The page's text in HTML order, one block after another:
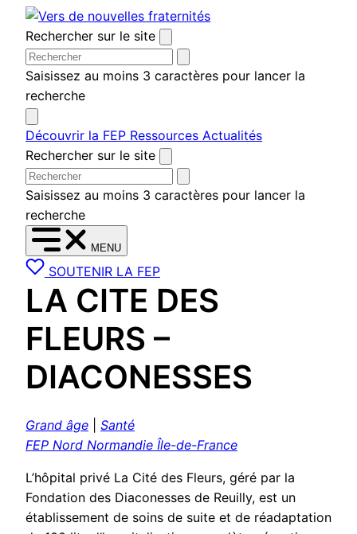
Aller
au
contenu
Rechercher sur le site
Saisissez au moins 3 caractères pour lancer la
recherche
Découvrir la FEP Ressources Actualités
Rechercher sur le site
Saisissez au moins 3 caractères pour lancer la
recherche
MENU
SOUTENIR LA FEP
LA CITE DES
FLEURS –
DIACONESSES
Grand âge
Santé
FEP Nord Normandie Île-de-France
L’hôpital privé La Cité des Fleurs, géré par la
Fondation des Diaconesses de Reuilly, est un
établissement de soins de suite et de réadaptation